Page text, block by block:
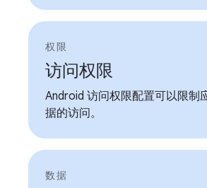
权限
访问权限
Android 访问权限配置可以限制
据的访问。
数据